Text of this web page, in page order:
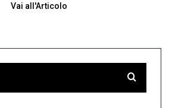
Vai all'Articolo